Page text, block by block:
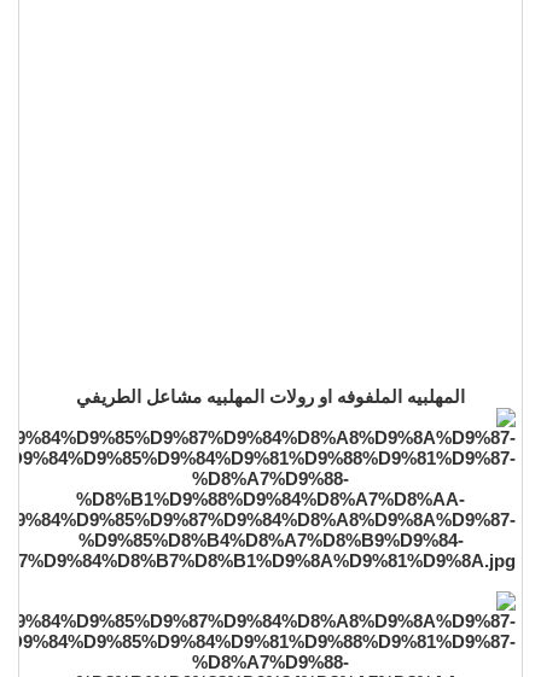
المهلبيه الملفوفه او رولات المهلبيه مشاعل الطريفي